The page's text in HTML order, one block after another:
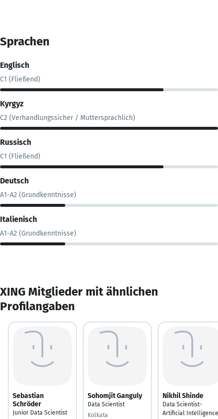
Sprachen
Englisch
C1 (Fließend)
Kyrgyz
C2 (Verhandlungssicher / Muttersprachlich)
Russisch
C1 (Fließend)
Deutsch
A1-A2 (Grundkenntnisse)
Italienisch
A1-A2 (Grundkenntnisse)
XING Mitglieder mit ähnlichen
Profilangaben
Sebastian
Schröder
Junior Data Scientist
Sohomjit Ganguly
Data Scientist
Kolkata
Nikhil Shinde
Data Scientist-
Artificial Intelligence